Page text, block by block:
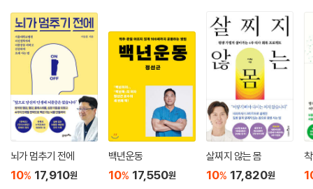
뇌가 멈추기 전에
10% 17,910원
백년운동
10% 17,550원
살찌지 않는 몸
10% 17,820원